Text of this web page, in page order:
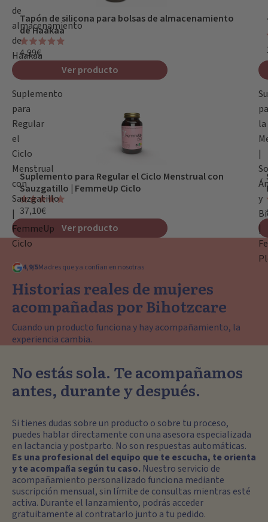
de
almacenamiento
de
Haakaa
Tapón de silicona para bolsas de almacenamiento
de Haakaa
4,99€
Ver producto
Suplemento
para
Regular
el
Ciclo
Menstrual
con
Sauzgatillo
|
FemmeUp
Ciclo
Suplemento para Regular el Ciclo Menstrual con
Sauzgatillo | FemmeUp Ciclo
37,10€
Ver producto
la
|
y
|
4,9/5Madres que ya confían en nosotras
Historias reales de mujeres
acompañadas por Bihotzcare
Cuando un producto funciona y hay acompañamiento, la
experiencia cambia.
No estás sola. Te acompañamos
antes, durante y después.
Si tienes dudas sobre un producto o sobre tu proceso,
puedes hablar directamente con una asesora especializada
en lactancia y postparto. No son respuestas automáticas.
Es una profesional del equipo que te escucha, te orienta
y te acompaña según tu caso. Nuestro servicio de
acompañamiento personalizado funciona mediante
suscripción mensual, sin límite de consultas mientras esté
activa. Durante el lanzamiento, podrás acceder
gratuitamente al contratarlo junto a tu pedido.